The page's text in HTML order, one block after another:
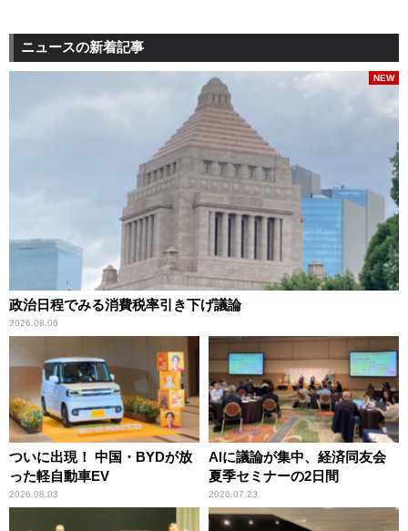
ニュースの新着記事
政治日程でみる消費税率引き下げ議論
2026.08.06
NEW
ついに出現！ 中国・BYDが放
った軽自動車EV
2026.08.03
AIに議論が集中、経済同友会
夏季セミナーの2日間
2026.07.23